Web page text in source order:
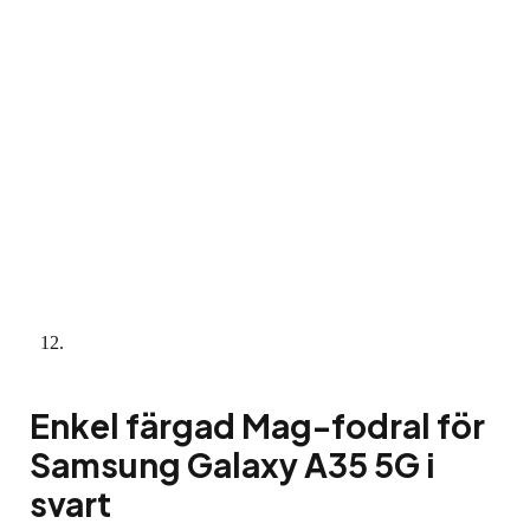
Enkel färgad Mag-fodral för
Samsung Galaxy A35 5G i
svart